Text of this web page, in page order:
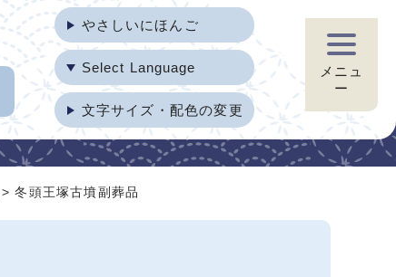
やさしいにほんご
Select Language
文字サイズ・配色の変更
メニュ
ー
> 冬頭王塚古墳副葬品